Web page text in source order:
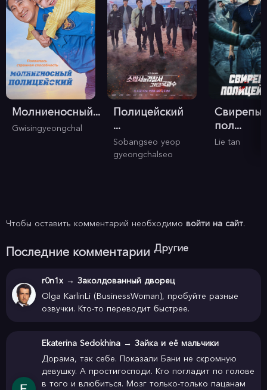
Молниеносный...
Gwisingyeongchal
Полицейский
...
Sobangseo yeop
gyeongchalseo
пол...
Lie tan
Чтобы оставить комментарий необходимо войти на сайт.
Последние комментарии Другие
r0n1x → Заколдованный дворец
Olga KarlinLi (BusinessWoman), пробуйте разные
озвучки. Кто-то переводит быстрее.
Ekaterina Sedokhina → Зайка и её мальчики
Дорама, так себе. Показали Бани не скромную
девушку. А простигосподи. Кто погладит по голове
в того и влюбиться. Мозг только-только пацанам